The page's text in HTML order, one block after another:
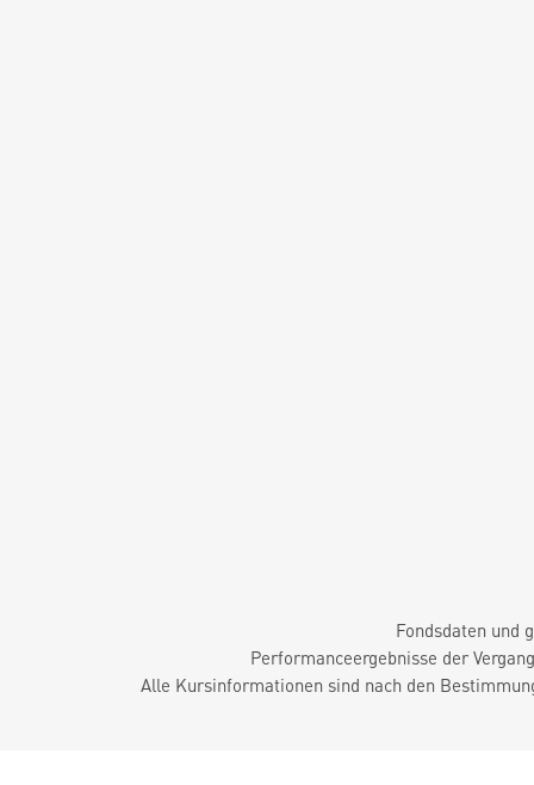
Fondsdaten und
Performanceergebnisse der
Alle Kursinformationen sind nach den